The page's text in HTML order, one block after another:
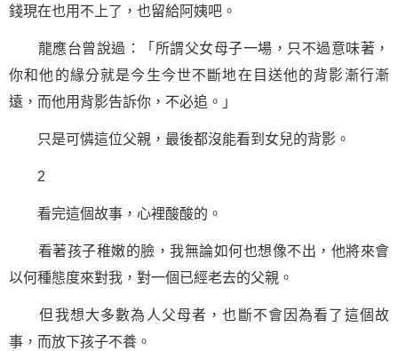
錢現在也用不上了，也留給阿姨吧。
龍應台曾說過：「所謂父女母子一場，只不過意味著，
你和他的緣分就是今生今世不斷地在目送他的背影漸行漸
遠，而他用背影告訴你，不必追。」
只是可憐這位父親，最後都沒能看到女兒的背影。
2
看完這個故事，心裡酸酸的。
看著孩子稚嫩的臉，我無論如何也想像不出，他將來會
以何種態度來對我，對一個已經老去的父親。
但我想大多數為人父母者，也斷不會因為看了這個故
事，而放下孩子不養。